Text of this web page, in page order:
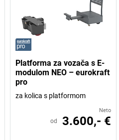
Platforma za vozača s E-
modulom NEO – eurokraft
pro
za kolica s platformom
Neto
od 3.600,- €